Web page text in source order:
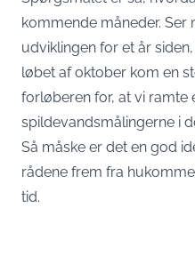
kommende måneder. Ser
udviklingen for et år
løbet af oktober kom en
forløberen for, at vi ramte
spildevandsmålingerne i
Så måske er det en god
rådene frem fra
tid.